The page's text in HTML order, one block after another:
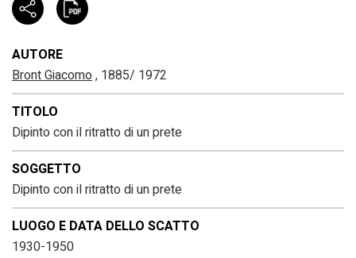
AUTORE
Bront Giacomo, 1885/ 1972
TITOLO
Dipinto con il ritratto di un prete
SOGGETTO
Dipinto con il ritratto di un prete
LUOGO E DATA DELLO SCATTO
1930-1950